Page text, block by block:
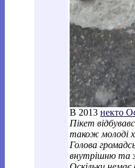
В 2013 некто
Пікет
також молоді
Голова
внутрішню та